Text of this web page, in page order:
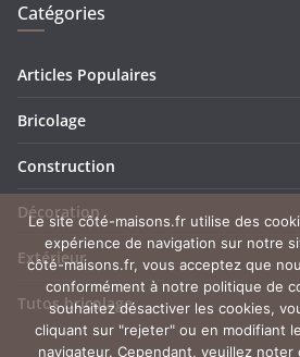
Catégories
Articles Populaires
Bricolage
Construction
Décoration
Extérieur
Tutos bricolage
Le site côté-maisons.fr utilise des
expérience de navigation sur notre
côté-maisons.fr, vous acceptez que
conformément à notre politique de
souhaitez désactiver les cookies,
cliquant sur "rejeter" ou en modifiant
navigateur. Cependant, veuillez